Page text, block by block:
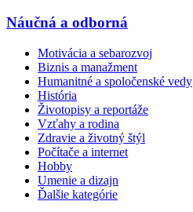
Náučná a odborná
Motivácia a sebarozvoj
Biznis a manažment
Humanitné a spoločenské vedy
História
Životopisy a reportáže
Vzťahy a rodina
Zdravie a životný štýl
Počítače a internet
Hobby
Umenie a dizajn
Ďalšie kategórie